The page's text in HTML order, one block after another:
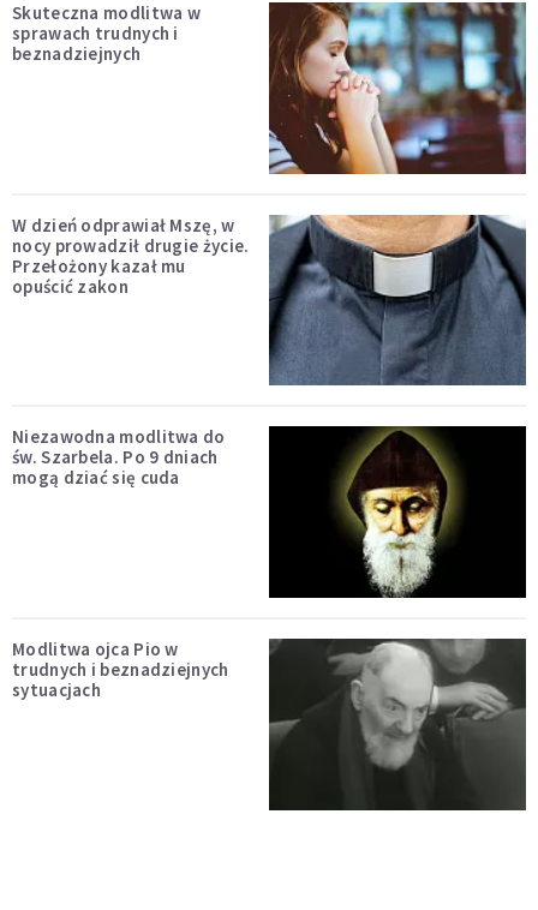
Skuteczna modlitwa w
sprawach trudnych i
beznadziejnych
W dzień odprawiał Mszę, w
nocy prowadził drugie życie.
Przełożony kazał mu
opuścić zakon
Niezawodna modlitwa do
św. Szarbela. Po 9 dniach
mogą dziać się cuda
Modlitwa ojca Pio w
trudnych i beznadziejnych
sytuacjach